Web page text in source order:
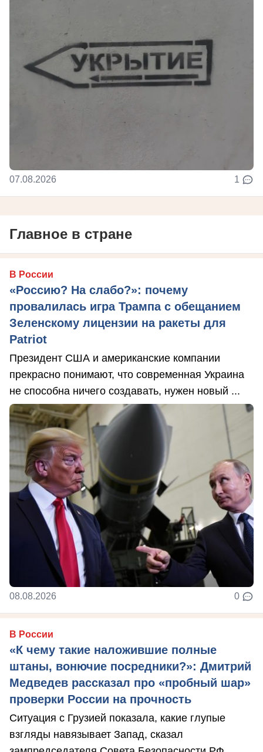
07.08.2026 1
Главное в стране
В России
«Россию? На слабо?»: почему
провалилась игра Трампа с обещанием
Зеленскому лицензии на ракеты для
Patriot
Президент США и американские компании
прекрасно понимают, что современная Украина
не способна ничего создавать, нужен новый ...
08.08.2026 0
В России
«К чему такие наложившие полные
штаны, вонючие посредники?»: Дмитрий
Медведев рассказал про «пробный шар»
проверки России на прочность
Ситуация с Грузией показала, какие глупые
взгляды навязывает Запад, сказал